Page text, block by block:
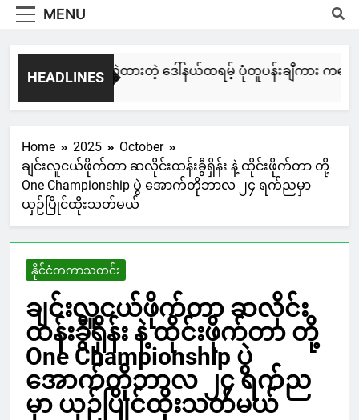
MENU
HEADLINES
မြင်းချေးနဲ့ ရေးဆွဲထားတဲ့ ဒေါ်နယ်ထရမ့် ပုံတူပန်းချီကား ကနေဒါ
9 Hours Ago
Home 2025
October
ချင်းလူငယ်ဖိုက်တာ ဆလိုင်းထန်းခွီရှိန်း နဲ့ ထိုင်းဖိုက်တာ တို့
One Championship ပွဲ အောက်တိုဘာလ ၂၄ ရက်ညမှာ
ယှဉ်ပြိုင်ထိုးသတ်မယ်
နိုင်ငံတကာသတင်း
ချင်းလူငယ်ဖိုက်တာ ဆလိုင်း
ထန်းခွီရှိန်း နဲ့ ထိုင်းဖိုက်တာ တို့
One Championship ပွဲ
အောက်တိုဘာလ ၂၄ ရက်ည
မှာ ယှဉ်ပြိုင်ထိုးသတ်မယ်